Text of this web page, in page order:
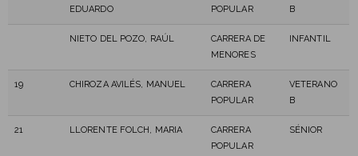
EDUARDO
POPULAR
B
NIETO DEL POZO, RAÚL
CARRERA DE
MENORES
INFANTIL
19 CHIROZA AVILÉS, MANUEL
CARRERA
POPULAR
VETERANO
B
21 LLORENTE FOLCH, MARIA
CARRERA
POPULAR
SÉNIOR